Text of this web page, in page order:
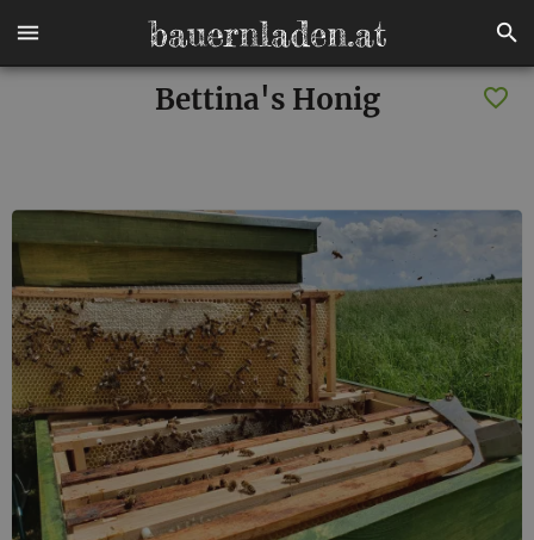
Bettina's Honig